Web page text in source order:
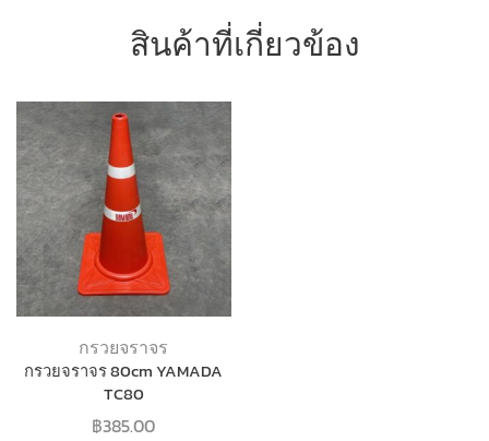
สินค้าที่เกี่ยวข้อง
กรวยจราจร
กรวยจราจร 80cm YAMADA
TC80
฿385.00